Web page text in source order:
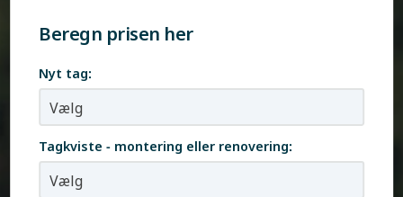
Beregn prisen her
Nyt tag:
Tagkviste - montering eller renovering: